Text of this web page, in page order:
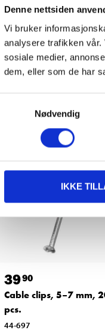
Denne nettsiden
Vi bruker
analysere trafikken
sosiale medier,
dem, eller som de har
Nødvendig
IKKE
manufacturer
3990
Cable clips, 5–7 mm,
pcs.
44-697